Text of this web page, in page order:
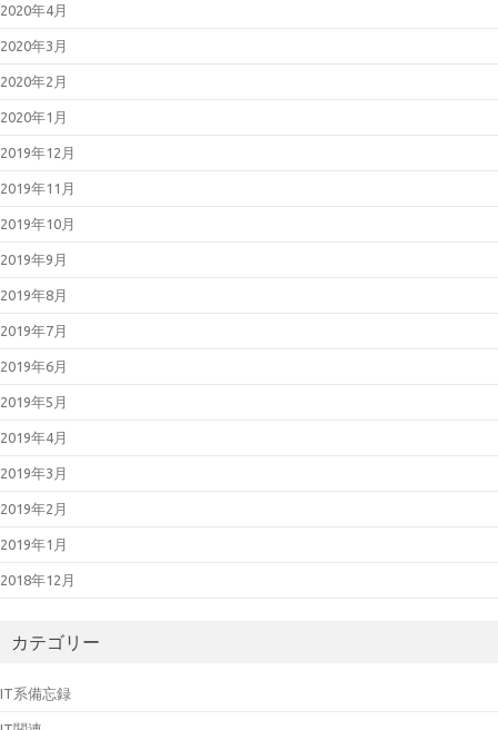
2020年4月
2020年3月
2020年2月
2020年1月
2019年12月
2019年11月
2019年10月
2019年9月
2019年8月
2019年7月
2019年6月
2019年5月
2019年4月
2019年3月
2019年2月
2019年1月
2018年12月
カテゴリー
IT系備忘録